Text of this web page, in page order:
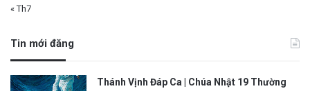
« Th7
Tin mới đăng
Thánh Vịnh Đáp Ca | Chúa Nhật 19 Thường